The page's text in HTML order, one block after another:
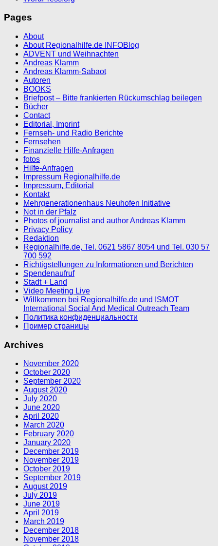
Pages
About
About Regionalhilfe.de INFOBlog
ADVENT und Weihnachten
Andreas Klamm
Andreas Klamm-Sabaot
Autoren
BOOKS
Briefpost – Bitte frankierten Rückumschlag beilegen
Bücher
Contact
Editorial, Imprint
Fernseh- und Radio Berichte
Fernsehen
Finanzielle Hilfe-Anfragen
fotos
Hilfe-Anfragen
Impressum Regionalhilfe.de
Impressum, Editorial
Kontakt
Mehrgenerationenhaus Neuhofen Initiative
Not in der Pfalz
Photos of journalist and author Andreas Klamm
Privacy Policy
Redaktion
Regionalhilfe.de, Tel. 0621 5867 8054 und Tel. 030 57
700 592
Richtigstellungen zu Informationen und Berichten
Spendenaufruf
Stadt + Land
Video Meeting Live
Willkommen bei Regionalhilfe.de und ISMOT
International Social And Medical Outreach Team
Политика конфиденциальности
Пример страницы
Archives
November 2020
October 2020
September 2020
August 2020
July 2020
June 2020
April 2020
March 2020
February 2020
January 2020
December 2019
November 2019
October 2019
September 2019
August 2019
July 2019
June 2019
April 2019
March 2019
December 2018
November 2018